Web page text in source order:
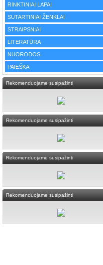
RINKTINIAI LAPAI
SUTARTINIAI ŽENKLAI
STRAIPSNIAI
LITERATŪRA
NUORODOS
PAIEŠKA
Rekomenduojame susipažinti
Rekomenduojame susipažinti
Rekomenduojame susipažinti
Rekomenduojame susipažinti